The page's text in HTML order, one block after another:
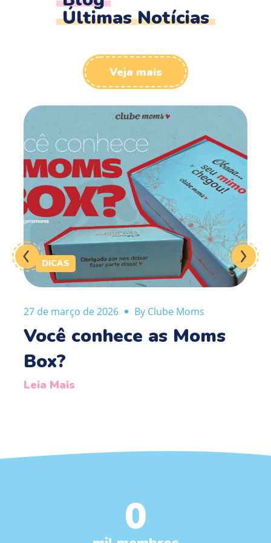
Últimas Notícias
Veja mais
DICAS
27 de março de 2026 By Clube Moms
Você conhece as Moms
Box?
Leia Mais
0